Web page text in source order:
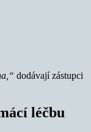
dodávají zástupci
léčbu